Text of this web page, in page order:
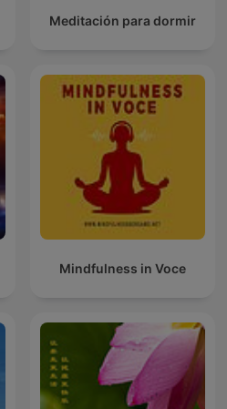
Meditación para dormir
Mindfulness in Voce